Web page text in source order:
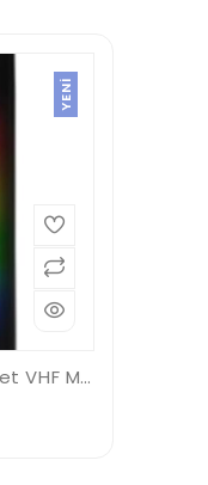
YENI
Microlab M61 80W 2 adet VHF Mikrofonlu USB+ TF KART+AUX+Bluetooth Destekli Siyah Ses Sistemi